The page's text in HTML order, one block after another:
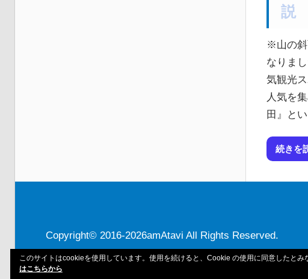
説
※山の斜
なりま
気観光
人気を
田』と
続きを
Copyright© 2016-2026amAtavi All Rights Reserved.
このサイトはcookieを使用しています。使用を続けると、Cookie の使用に同意したと
はこちらから